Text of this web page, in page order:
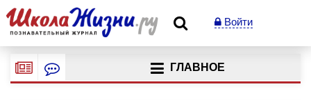
Войти
ГЛАВНОЕ